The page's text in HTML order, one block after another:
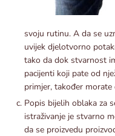
svoju rutinu. A da se
uvijek djelotvorno
tako da dok stvarnost
pacijenti koji pate od
primjer, također morate
Popis bijelih oblaka za
istraživanje je stvarno
da se proizvedu